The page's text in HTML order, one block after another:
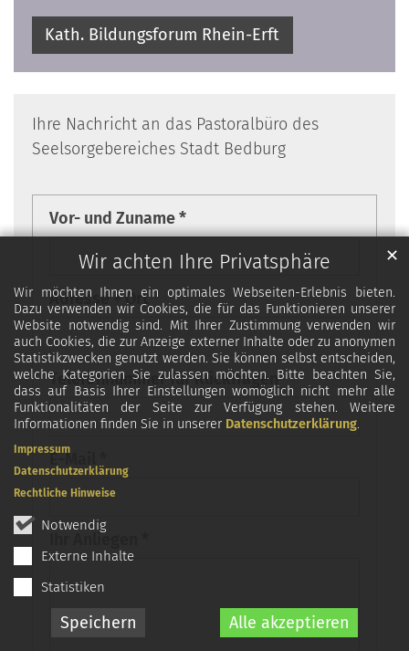
Wir achten Ihre Privatsphäre
Wir möchten Ihnen ein optimales Webseiten-Erlebnis bieten.
Dazu verwenden wir Cookies, die für das Funktionieren unserer
Website notwendig sind. Mit Ihrer Zustimmung verwenden wir
auch Cookies, die zur Anzeige externer Inhalte oder zu anonymen
Statistikzwecken genutzt werden. Sie können selbst entscheiden,
welche Kategorien Sie zulassen möchten. Bitte beachten Sie,
dass auf Basis Ihrer Einstellungen womöglich nicht mehr alle
Funktionalitäten der Seite zur Verfügung stehen. Weitere
Informationen finden Sie in unserer Datenschutzerklärung.
Notwendig
Externe Inhalte
Statistiken
Speichern Alle akzeptieren
✕
Impressum
Datenschutzerklärung
Rechtliche Hinweise
Kath. Bildungsforum Rhein-Erft
Ihre Nachricht an das Pastoralbüro des
Seelsorgebereiches Stadt Bedburg
Vor- und Zuname *
Adresse + Ort
Telefonnummer für Rückfragen
E-Mail *